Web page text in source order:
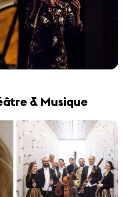
& Musique